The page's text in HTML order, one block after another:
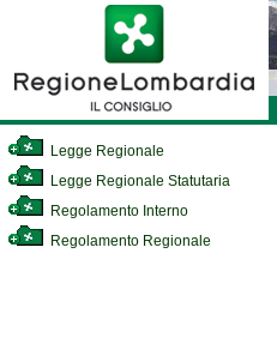
Legge Regionale
Legge Regionale Statutaria
Regolamento Interno
Regolamento Regionale